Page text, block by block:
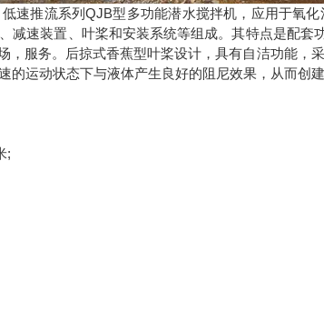
速推流系列QJB型多功能潜水搅拌机，应用于氧
减速装置、叶桨和安装系统等组成。其特点是配套
，服务。后掠式香蕉型叶桨设计，具有自洁功能，
的运动状态下与液体产生良好的阻尼效果，从而创
;